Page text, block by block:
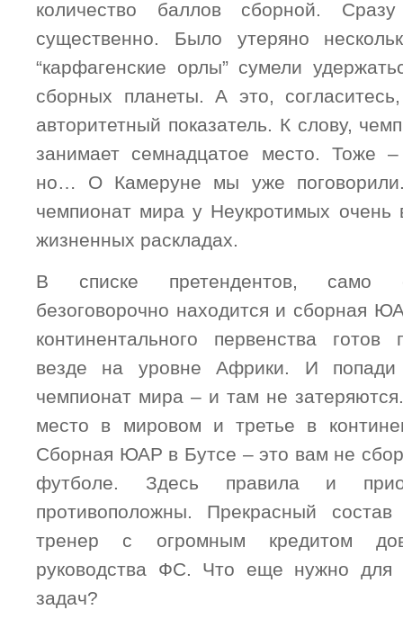
количество баллов сборной.
существенно. Было утеряно
“карфагенские орлы” сумели
сборных планеты. А это,
авторитетный показатель. К слову,
занимает семнадцатое место. Тоже –
но… О Камеруне мы уже
чемпионат мира у Неукротимых
жизненных раскладах.
В списке претендентов, само
безоговорочно находится и сборная
континентального первенства
везде на уровне Африки. И
чемпионат мира – и там не
место в мировом и третье в
Сборная ЮАР в Бутсе – это вам не
футболе. Здесь правила и
противоположны. Прекрасный
тренер с огромным кредитом
руководства ФС. Что еще нужно для
задач?